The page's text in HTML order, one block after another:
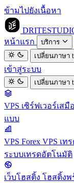
ข้ามไปยังเนื้อหา
หน้าแรก
บริการ
เปลี่ยนภาษา
เข้าสู่ระบบ
เปลี่ยนภาษา
VPS เซิร์ฟเวอร์เส
แบบ
VPS Forex VPS เท
ระบบเทรดอัตโนมัติ
เว็บโฮสติ้ง โฮสติ้งพ